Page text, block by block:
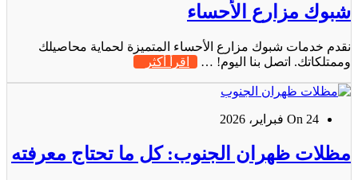
شبوك مزارع الأحساء
نقدم خدمات شبوك مزارع الأحساء المتميزة لحماية محاصيلك
وممتلكاتك. اتصل بنا اليوم! …
اقرأ أكثر
On 24 فبراير، 2026
مظلات ظهران الجنوب: كل ما تحتاج معرفته